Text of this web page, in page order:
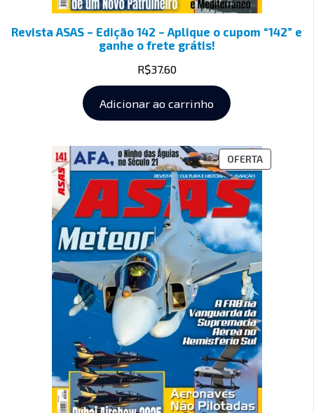
Revista ASAS – Edição 142 – Aplique o cupom “142” e
ganhe o frete grátis!
R$37.60
Adicionar ao carrinho
OFERTA